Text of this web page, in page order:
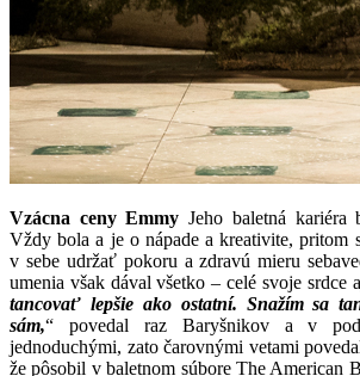
Vzácna ceny EmmyJeho baletná kariéra
Vždy bola a je o nápade a kreativite, pritom
v sebe udržať pokoru a zdravú mieru
umenia však dával všetko – celé svoje srdce
tancovať lepšie ako ostatní. Snažím sa
sám,“ povedal raz Baryšnikov a v
jednoduchými, zato čarovnými vetami
že pôsobil v baletnom súbore The American